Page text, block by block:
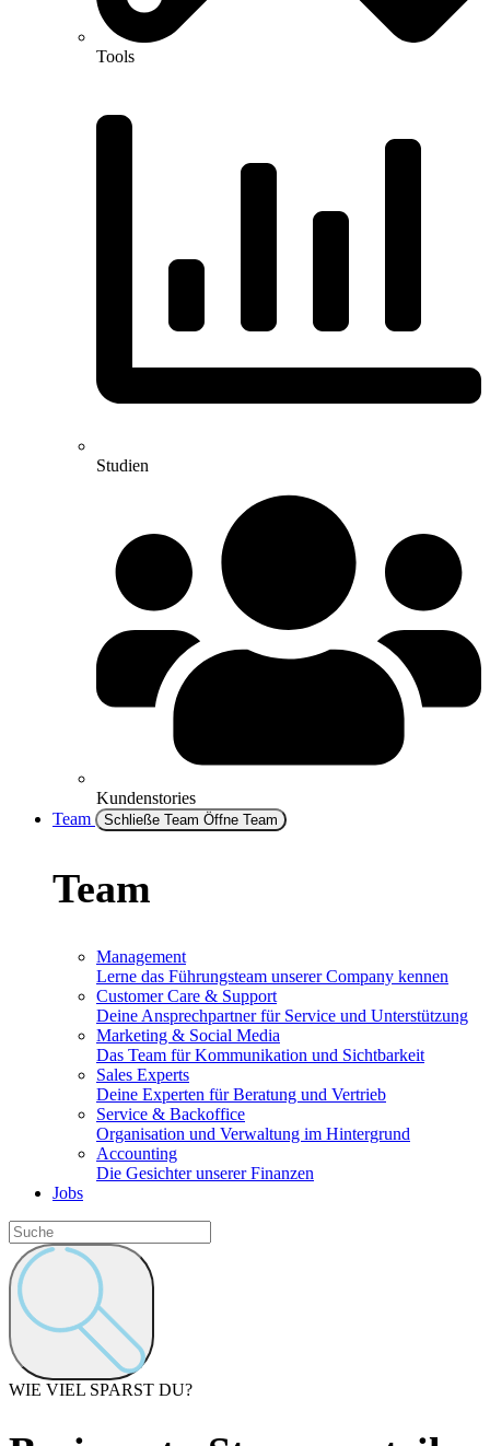
Tools
Studien
Kundenstories
Team
Schließe Team Öffne Team
Team
Management
Lerne das Führungsteam unserer Company kennen
Customer Care & Support
Deine Ansprechpartner für Service und Unterstützung
Marketing & Social Media
Das Team für Kommunikation und Sichtbarkeit
Sales Experts
Deine Experten für Beratung und Vertrieb
Service & Backoffice
Organisation und Verwaltung im Hintergrund
Accounting
Die Gesichter unserer Finanzen
Jobs
WIE VIEL SPARST DU?